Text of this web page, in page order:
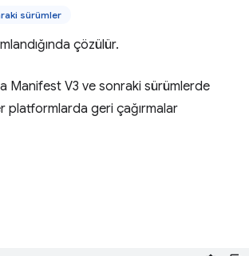
sürümler
çözülür.
Manifest V3 ve sonraki sürümlerde
platformlarda geri çağırmalar